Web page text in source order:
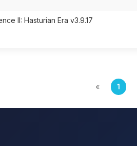
II: Hasturian Era v3.9.17
« 1